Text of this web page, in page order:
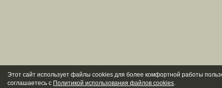
Этот сайт использует файлы cookies для более комфортной работы
соглашаетесь с Политикой использования файлов cookies